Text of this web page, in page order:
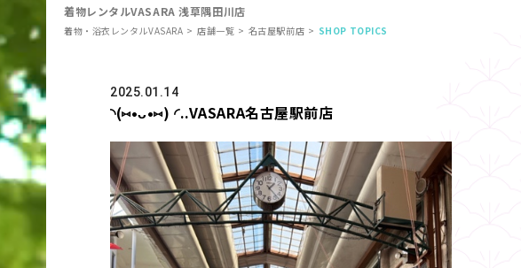
着物レンタルVASARA 浅草隅田川店
着物・浴衣レンタルVASARA 店舗一覧 名古屋駅前店 SHOP TOPICS
2025.01.14
◝(⑅•ᴗ•⑅) ◜..VASARA名古屋駅前店